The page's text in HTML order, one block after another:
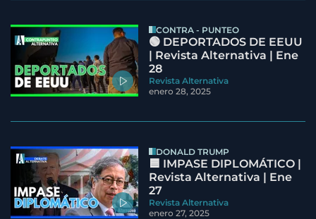
CONTRA - PUNTEO
🟢 DEPORTADOS DE EEUU
| Revista Alternativa | Ene
28
Revista Alternativa
enero 28, 2025
DONALD TRUMP
🟦 IMPASE DIPLOMÁTICO |
Revista Alternativa | Ene
27
Revista Alternativa
enero 27, 2025